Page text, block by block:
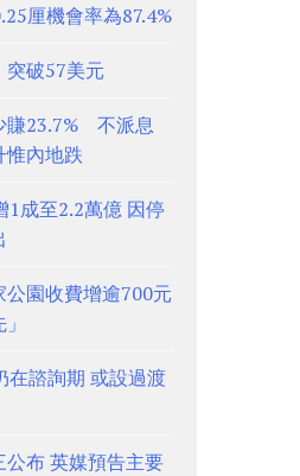
厘機會率為87.4%
破57美元
賺23.7% 不派息
惟內地跌
1成至2.2萬億 因停
園收費增逾700元
在諮詢期 或設過渡
布 英媒預告主要